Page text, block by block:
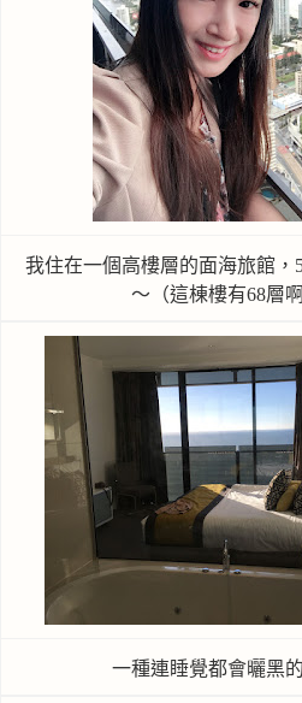
我住在一個高樓層的面海旅館，
～（這棟樓有68層啊
一種連睡覺都會曬黑